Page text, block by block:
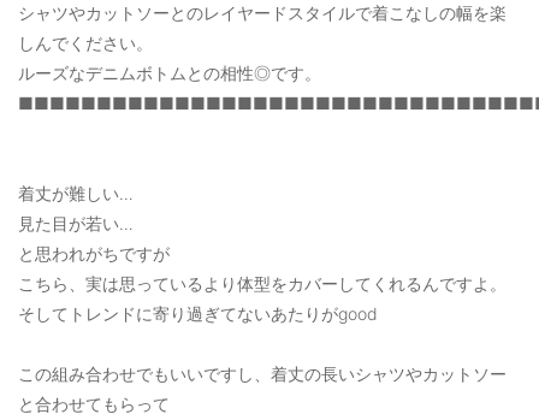
シャツやカットソーとのレイヤードスタイルで着こなしの幅を楽
しんでください。
ルーズなデニムボトムとの相性◎です。
着丈が難しい…
見た目が若い…
と思われがちですが
こちら、実は思っているより体型をカバーしてくれるんですよ。
そしてトレンドに寄り過ぎてないあたりがgood
この組み合わせでもいいですし、着丈の長いシャツやカットソー
と合わせてもらって